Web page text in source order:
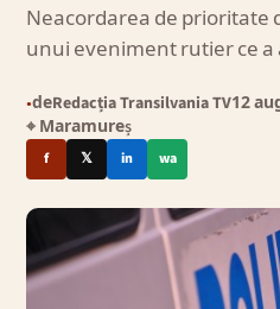
Neacordarea de prioritate
unui eveniment rutier ce
●deRedacția Transilvania TV12
⌖ Maramureș
f 𝕏 in wa